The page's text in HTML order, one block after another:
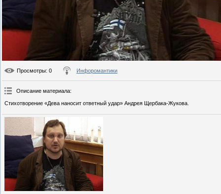
Просмотры: 0 Инфоромантики
Описание материала:
Стихотворение «Дева наносит ответный удар» Андрея Щербака-Жукова.